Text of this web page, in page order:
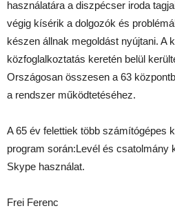
használatára a diszpécser iroda
végig kísérik a dolgozók és
készen állnak megoldást nyújtani. A
közfoglalkoztatás keretén belül
Országosan összesen a 63
a rendszer működtetéséhez.
A 65 év felettiek több számítógépes
program során:Levél és csatolmány
Skype használat.
Frei Ferenc